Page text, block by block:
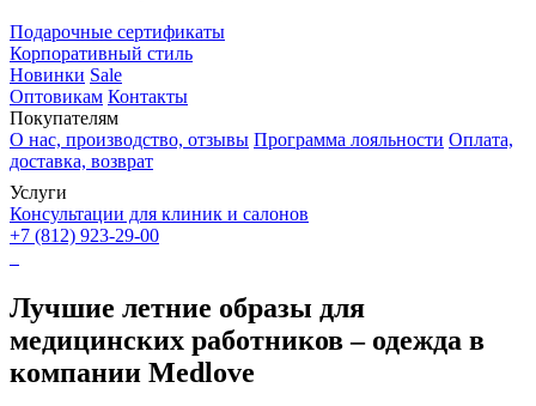
Подарочные сертификаты
Корпоративный стиль
Новинки Sale
Оптовикам Контакты
Покупателям
О нас, производство, отзывы Программа лояльности Оплата,
доставка, возврат
Услуги
Консультации для клиник и салонов
+7 (812) 923-29-00
Лучшие летние образы для
медицинских работников – одежда в
компании Medlove